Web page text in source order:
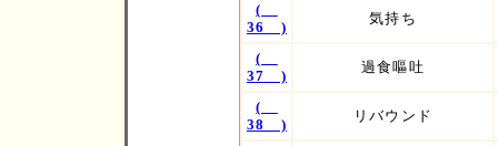
(
36 )
気持ち
(
37 )
過食嘔吐
(
38 )
リバウンド